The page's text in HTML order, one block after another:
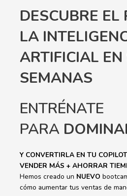
DESCUBRE EL
LA
ARTIFICIAL
SEMANAS
ENTRÉNATE
PARA
Y CONVERTIRLA EN TU
VENDER MÁS + AHORRAR
Hemos creado un NUEVO
cómo aumentar tus ventas de